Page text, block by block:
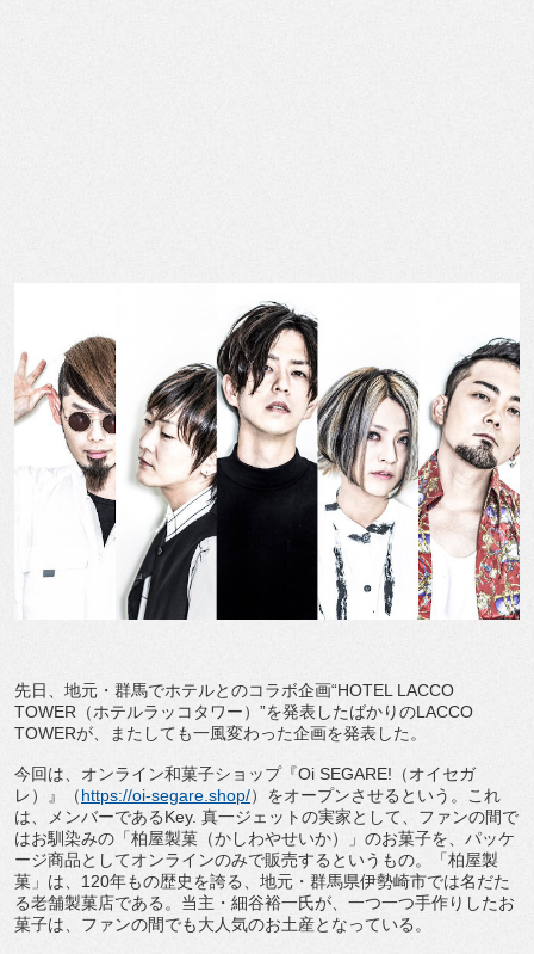
先日、地元・群馬でホテルとのコラボ企画“HOTEL LACCO
TOWER（ホテルラッコタワー）”を発表したばかりのLACCO
TOWERが、またしても一風変わった企画を発表した。
今回は、オンライン和菓子ショップ『Oi SEGARE!（オイセガ
レ）』（https://oi-segare.shop/）をオープンさせるという。これ
は、メンバーであるKey. 真一ジェットの実家として、ファンの間で
はお馴染みの「柏屋製菓（かしわやせいか）」のお菓子を、パッケ
ージ商品としてオンラインのみで販売するというもの。「柏屋製
菓」は、120年もの歴史を誇る、地元・群馬県伊勢崎市では名だた
る老舗製菓店である。当主・細谷裕一氏が、一つ一つ手作りしたお
菓子は、ファンの間でも大人気のお土産となっている。